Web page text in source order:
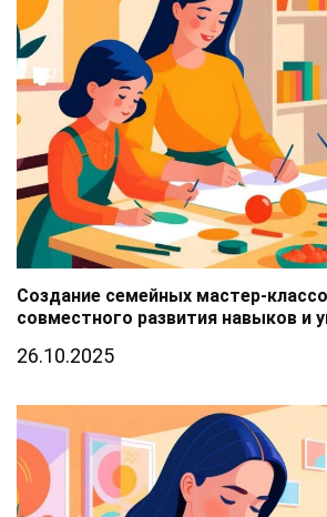
Создание семейных мастер-
совместного развития навыков и
26.10.2025